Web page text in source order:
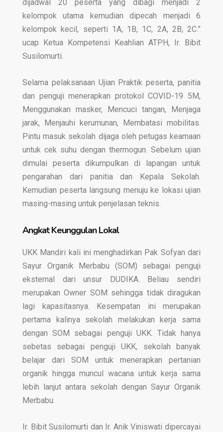
dijadwal 20 peserta yang dibagi menjadi 2
kelompok utama kemudian dipecah menjadi 6
kelompok kecil, seperti 1A, 1B, 1C, 2A, 2B, 2C.”
ucap Ketua Kompetensi Keahlian ATPH, Ir. Bibit
Susilomurti.
Selama pelaksanaan Ujian Praktik peserta, panitia
dan penguji menerapkan protokol COVID-19 5M,
Menggunakan masker, Mencuci tangan, Menjaga
jarak, Menjauhi kerumunan, Membatasi mobilitas.
Pintu masuk sekolah dijaga oleh petugas keamaan
untuk cek suhu dengan thermogun. Sebelum ujian
dimulai peserta dikumpulkan di lapangan untuk
pengarahan dari panitia dan Kepala Sekolah.
Kemudian peserta langsung menuju ke lokasi ujian
masing-masing untuk penjelasan teknis.
Angkat Keunggulan Lokal
UKK Mandiri kali ini menghadirkan Pak Sofyan dari
Sayur Organik Merbabu (SOM) sebagai penguji
eksternal dari unsur DUDIKA. Beliau sendiri
merupakan Owner SOM sehingga tidak diragukan
lagi kapasitasnya. Kesempatan ini merupakan
pertama kalinya sekolah melakukan kerja sama
dengan SOM sebagai penguji UKK. Tidak hanya
sebetas sebagai penguji UKK, sekolah banyak
belajar dari SOM untuk menerapkan pertanian
organik hingga muncul wacana untuk kerja sama
lebih lanjut antara sekolah dengan Sayur Organik
Merbabu.
Ir. Bibit Susilomurti dan Ir. Anik Viniswati dipercayai